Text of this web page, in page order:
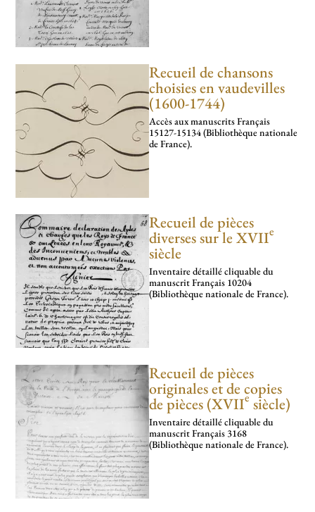
Recueil de chansons
choisies en vaudevilles
(1600-1744)
Accès aux manus­crits Français
15127-15134 (Bibliothèque nationale
de France).
Recueil de pièces
diverses sur le XVIIe
siècle
Inventaire détaillé cli­­qua­­ble du
manus­­crit Français 10204
(Bibliothèque nationale de France).
Recueil de pièces
originales et de copies
de pièces (XVIIe siècle)
Inventaire détaillé cli­­­qua­­­ble du
manus­­­crit Français 3168
(Bibliothèque nationale de France).